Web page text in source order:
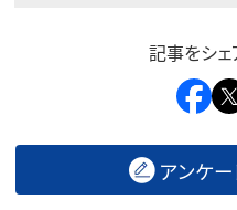
記事をシェ
アンケ